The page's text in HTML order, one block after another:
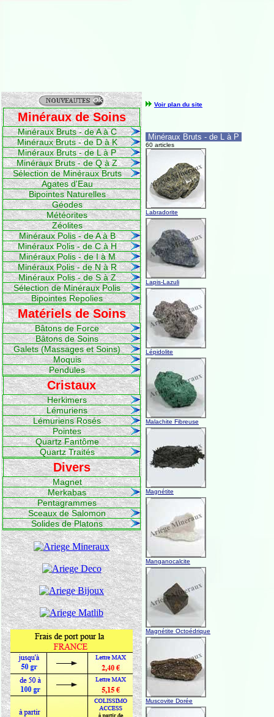
Minéraux de Soins
Minéraux Bruts - de A à C
Minéraux Bruts - de D à K
Minéraux Bruts - de L à P
Minéraux Bruts - de Q à Z
Sélection de Minéraux Bruts
Agates d'Eau
Bipointes Naturelles
Géodes
Météorites
Zéolites
Minéraux Polis - de A à B
Minéraux Polis - de C à H
Minéraux Polis - de I à M
Minéraux Polis - de N à R
Minéraux Polis - de S à Z
Sélection de Minéraux Polis
Bipointes Repolies
Matériels de Soins
Bâtons de Force
Bâtons de Soins
Galets (Massages et Soins)
Moquis
Pendules
Cristaux
Herkimers
Lémuriens
Lémuriens Rosés
Pointes
Quartz Fantôme
Quartz Traités
Divers
Magnet
Merkabas
Pentagrammes
Sceaux de Salomon
Solides de Platons
Voir plan du site
Minéraux Bruts - de L à P
60 articles
Labradorite
Lapis-Lazuli
Lépidolite
Malachite Fibreuse
Magnétite
Manganocalcite
Magnétite Octoédrique
Muscovite Dorée